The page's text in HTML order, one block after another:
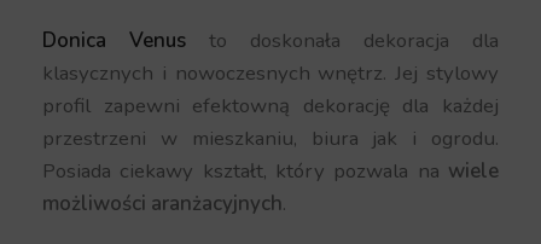
Donica Venusto doskonała dekoracja dla
klasycznych i nowoczesnych wnętrz. Jej stylowy
profil zapewni efektowną dekorację dla każdej
przestrzeni w mieszkaniu, biura jak i ogrodu.
Posiada ciekawy kształt, który pozwala na wiele
możliwości aranżacyjnych.